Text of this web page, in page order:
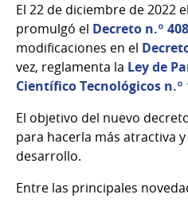
El 22 de diciembre de 2022
promulgó el Decreto n.º
modificaciones en el
vez, reglamenta la Ley de
Científico Tecnológicos n.º
El objetivo del nuevo
para hacerla más atractiva
desarrollo.
Entre las principales